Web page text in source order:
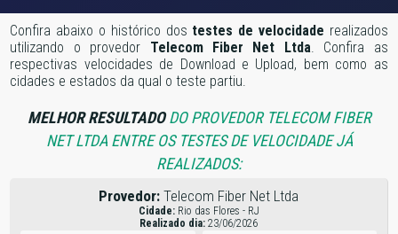
Confira abaixo o histórico dos testes de velocidade realizados
utilizando o provedor Telecom Fiber Net Ltda. Confira as
respectivas velocidades de Download e Upload, bem como as
cidades e estados da qual o teste partiu.
MELHOR RESULTADODO PROVEDOR TELECOM FIBER
NET LTDA ENTRE OS TESTES DE VELOCIDADE JÁ
REALIZADOS:
Provedor: Telecom Fiber Net Ltda
Cidade:Rio das Flores - RJ
Realizado dia: 23/06/2026